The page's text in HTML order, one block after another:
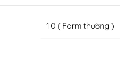
1.0 ( Form thường )